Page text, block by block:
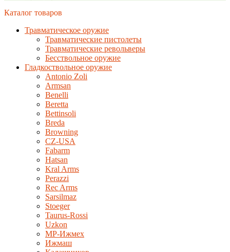
Каталог товаров
Травматическое оружие
Травматические пистолеты
Травматические револьверы
Бесствольное оружие
Гладкоствольное оружие
Antonio Zoli
Armsan
Benelli
Beretta
Bettinsoli
Breda
Browning
CZ-USA
Fabarm
Hatsan
Kral Arms
Perazzi
Rec Arms
Sarsilmaz
Stoeger
Taurus-Rossi
Uzkon
MP-Ижмех
Ижмаш